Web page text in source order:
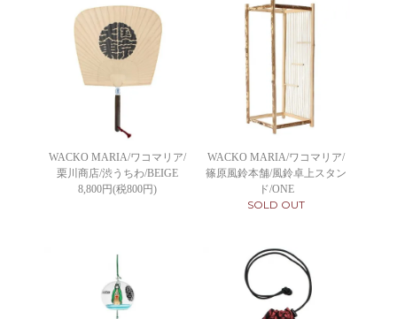
WACKO MARIA/ワコマリア/
栗川商店/渋うちわ/BEIGE
8,800円(税800円)
WACKO MARIA/ワコマリア/
篠原風鈴本舗/風鈴卓上スタン
ド/ONE
SOLD OUT